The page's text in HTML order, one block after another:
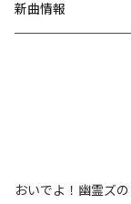
新曲情報
おいでよ！幽霊ズの